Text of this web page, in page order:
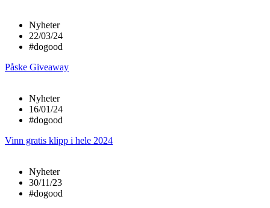
Nyheter
22/03/24
#dogood
Påske Giveaway
Nyheter
16/01/24
#dogood
Vinn gratis klipp i hele 2024
Nyheter
30/11/23
#dogood